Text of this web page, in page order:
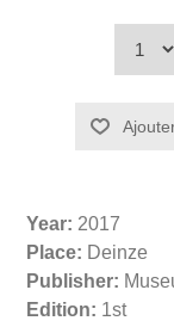
Year: 2017
Place: Deinze
Publisher:
Edition: 1st